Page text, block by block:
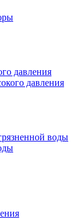
давления
давления
воды